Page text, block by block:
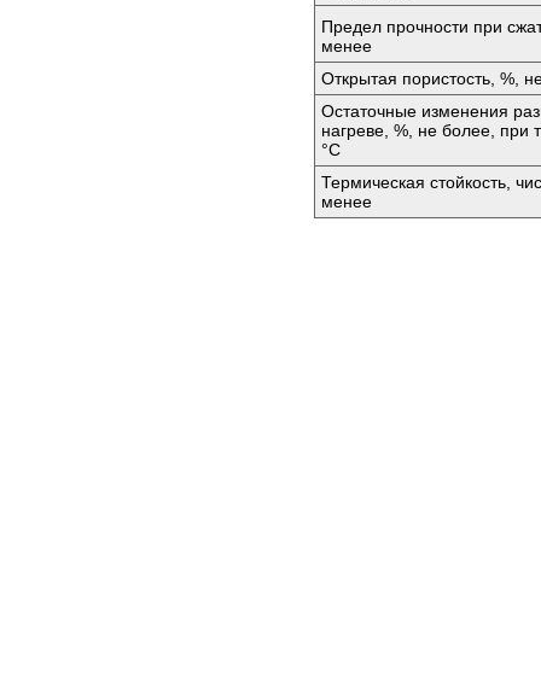
Предел прочности при
менее
Открытая пористость, %,
Остаточные изменения
нагреве, %, не более, при
°C
Термическая стойкость,
менее